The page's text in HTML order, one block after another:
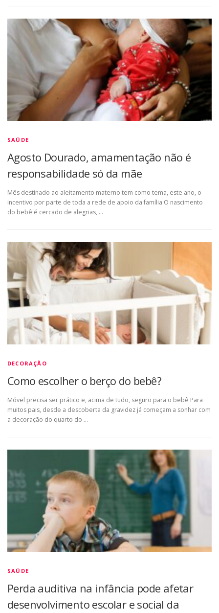
SAÚDE
Agosto Dourado, amamentação não é
responsabilidade só da mãe
Mês destinado ao aleitamento materno tem como tema, este ano, o
incentivo por parte de toda a rede de apoio da família O nascimento
do bebê é cercado de alegrias, …
DECORAÇÃO
Como escolher o berço do bebê?
Móvel precisa ser prático e, acima de tudo, seguro para o bebê Para
muitos pais, desde a descoberta da gravidez já começam a sonhar com
a decoração do quarto do …
SAÚDE
Perda auditiva na infância pode afetar
desenvolvimento escolar e social da